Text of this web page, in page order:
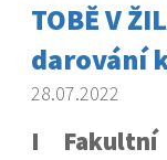
TOBĚ V
darování
28.07.2022
I Fakultní